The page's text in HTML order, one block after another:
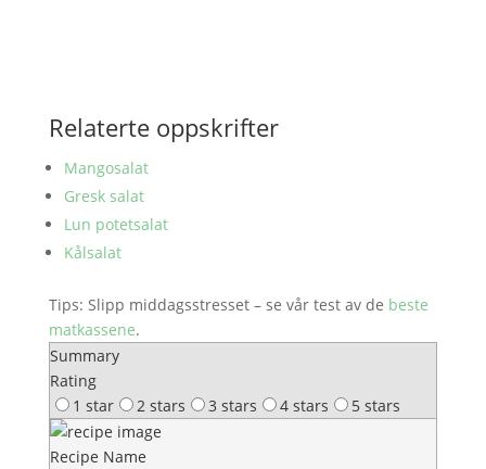
Relaterte oppskrifter
Mangosalat
Gresk salat
Lun potetsalat
Kålsalat
Tips: Slipp middagsstresset – se vår test av de beste
matkassene.
Summary
Rating
1 star
2 stars 3 stars 4 stars 5 stars
Recipe Name